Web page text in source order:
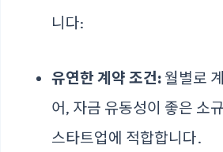
니다:
유연한 계약 조건:월별로
어, 자금 유동성이 좋은 소
스타트업에 적합합니다.